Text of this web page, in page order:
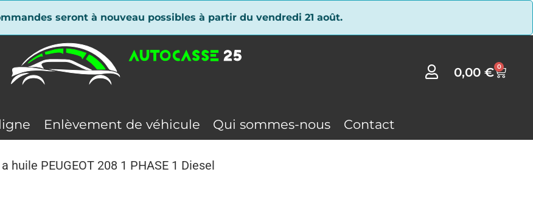
seront à nouveau possibles à partir du vendredi 21 août.
0,00€ 0
Enlèvement de véhicule Qui sommes-nous Contact
huile PEUGEOT 208 1 PHASE 1 Diesel